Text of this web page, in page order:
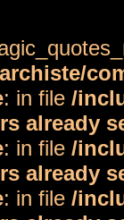
: in file /
already
: in file /
already
: in file /